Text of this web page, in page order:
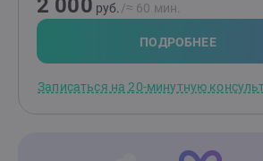
тем, кто готов к изменениям!Чаще
использую гештальт-подход.
2 000 руб. /≈ 60 мин.
ПОДРОБНЕЕ
Записаться на 20-минутную